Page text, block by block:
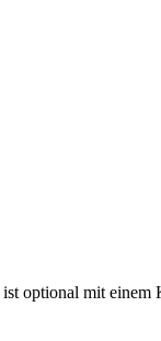
ist optional mit einem